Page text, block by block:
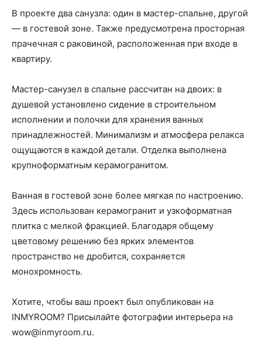
В проекте два санузла: один в мастер-спальне, другой
— в гостевой зоне. Также предусмотрена просторная
прачечная с раковиной, расположенная при входе в
квартиру.
Мастер-санузел в спальне рассчитан на двоих: в
душевой установлено сидение в строительном
исполнении и полочки для хранения ванных
принадлежностей. Минимализм и атмосфера релакса
ощущаются в каждой детали. Отделка выполнена
крупноформатным керамогранитом.
Ванная в гостевой зоне более мягкая по настроению.
Здесь использован керамогранит и узкоформатная
плитка с мелкой фракцией. Благодаря общему
цветовому решению без ярких элементов
пространство не дробится, сохраняется
монохромность.
Хотите, чтобы ваш проект был опубликован на
INMYROOM? Присылайте фотографии интерьера на
wow@inmyroom.ru.